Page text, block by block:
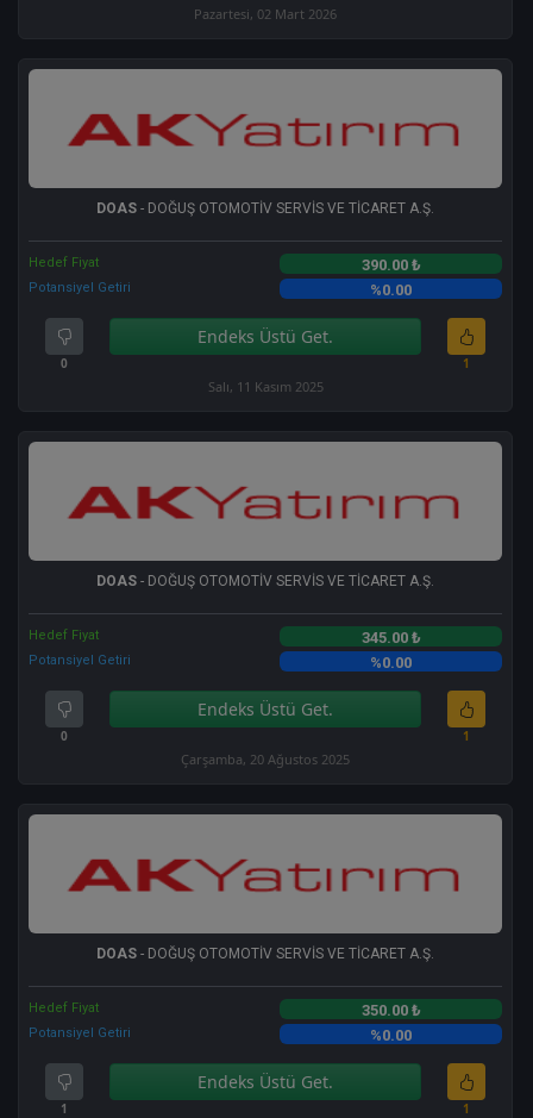
Pazartesi, 02 Mart 2026
DOAS - DOĞUŞ OTOMOTİV SERVİS VE TİCARET A.Ş.
Hedef Fiyat 390.00 ₺
Potansiyel Getiri %0.00
0
Endeks Üstü Get.
1
Salı, 11 Kasım 2025
DOAS - DOĞUŞ OTOMOTİV SERVİS VE TİCARET A.Ş.
Hedef Fiyat 345.00 ₺
Potansiyel Getiri %0.00
0
Endeks Üstü Get.
1
Çarşamba, 20 Ağustos 2025
DOAS - DOĞUŞ OTOMOTİV SERVİS VE TİCARET A.Ş.
Hedef Fiyat 350.00 ₺
Potansiyel Getiri %0.00
1
Endeks Üstü Get.
1